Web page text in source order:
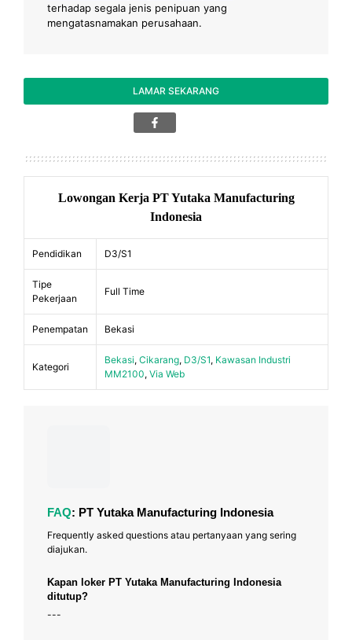
terhadap segala jenis penipuan yang
mengatasnamakan perusahaan.
LAMAR SEKARANG
Lowongan Kerja PT Yutaka Manufacturing
Indonesia
Pendidikan D3/S1
Tipe
Pekerjaan
Full Time
Penempatan Bekasi
Kategori
Bekasi, Cikarang, D3/S1, Kawasan Industri
MM2100, Via Web
FAQ: PT Yutaka Manufacturing Indonesia
Frequently asked questions atau pertanyaan yang sering
diajukan.
Kapan loker PT Yutaka Manufacturing Indonesia
ditutup?
---